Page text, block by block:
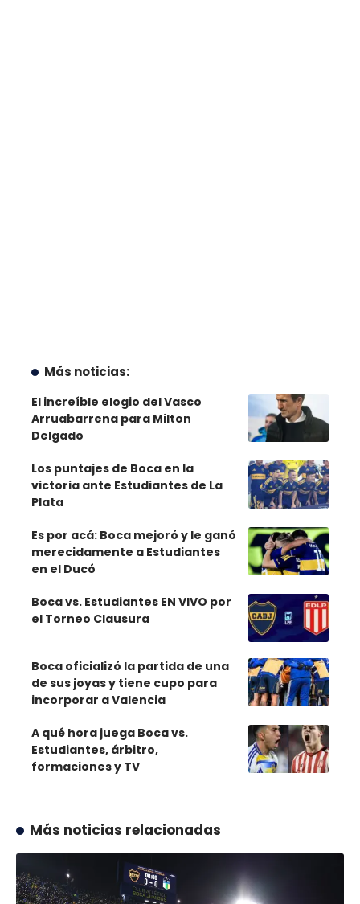
Más noticias:
El increíble elogio del Vasco
Arruabarrena para Milton
Delgado
Los puntajes de Boca en la
victoria ante Estudiantes de La
Plata
Es por acá: Boca mejoró y le ganó
merecidamente a Estudiantes
en el Ducó
Boca vs. Estudiantes EN VIVO por
el Torneo Clausura
Boca oficializó la partida de una
de sus joyas y tiene cupo para
incorporar a Valencia
A qué hora juega Boca vs.
Estudiantes, árbitro,
formaciones y TV
Más noticias relacionadas